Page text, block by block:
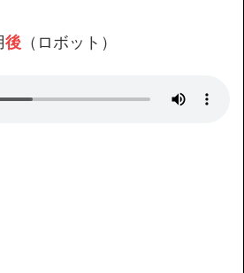
後 （ロボット）